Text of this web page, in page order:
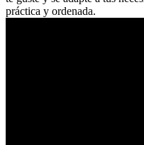
práctica y ordenada.